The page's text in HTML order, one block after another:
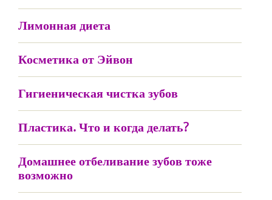
Лимонная диета
Косметика от Эйвон
Гигиеническая чистка зубов
Пластика. Что и когда делать?
Домашнее отбеливание зубов тоже
возможно